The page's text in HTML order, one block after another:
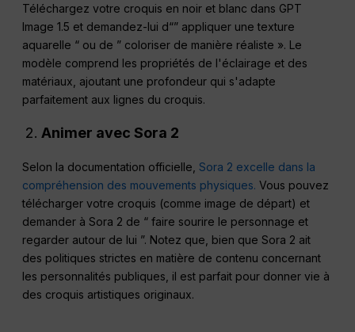
Téléchargez votre croquis en noir et blanc dans GPT
Image 1.5 et demandez-lui d“” appliquer une texture
aquarelle “ ou de ” coloriser de manière réaliste ». Le
modèle comprend les propriétés de l'éclairage et des
matériaux, ajoutant une profondeur qui s'adapte
parfaitement aux lignes du croquis.
Animer avec Sora 2
Selon la documentation officielle, Sora 2 excelle dans la
compréhension des mouvements physiques.Vous pouvez
télécharger votre croquis (comme image de départ) et
demander à Sora 2 de “ faire sourire le personnage et
regarder autour de lui ”. Notez que, bien que Sora 2 ait
des politiques strictes en matière de contenu concernant
les personnalités publiques, il est parfait pour donner vie à
des croquis artistiques originaux.